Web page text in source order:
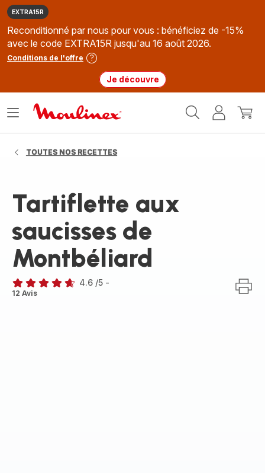
EXTRA15R
Reconditionné par nous pour vous : bénéficiez de -15%
avec le code EXTRA15R jusqu'au 16 août 2026.
Conditions de l'offre
Je découvre
MonMon
Ouvrir
TOUTES NOS RECETTES
Tartiflette aux
saucisses de
Montbéliard
ratings.4.6
4.6 /5 -
12 Avis